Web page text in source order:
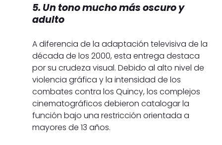
5. Un tono mucho más oscuro y
adulto
A diferencia de la adaptación televisiva de la
década de los 2000, esta entrega destaca
por su crudeza visual. Debido al alto nivel de
violencia gráfica y la intensidad de los
combates contra los Quincy, los complejos
cinematográficos debieron catalogar la
función bajo una restricción orientada a
mayores de 13 años.